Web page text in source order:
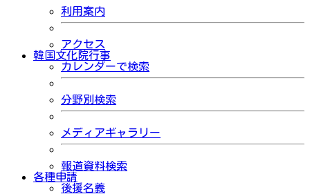
利用案内
アクセス
韓国文化院行事
カレンダーで検索
分野別検索
メディアギャラリー
報道資料検索
各種申請
後援名義